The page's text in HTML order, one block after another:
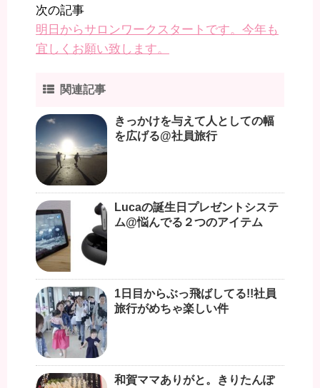
次の記事
明日からサロンワークスタートです。今年も
宜しくお願い致します。
関連記事
きっかけを与えて人としての幅
を広げる@社員旅行
Lucaの誕生日プレゼントシステ
ム@悩んでる２つのアイテム
1日目からぶっ飛ばしてる!!社員
旅行がめちゃ楽しい件
和賀ママありがと。きりたんぽ